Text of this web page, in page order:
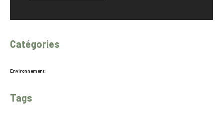
Catégories
Environnement
Tags